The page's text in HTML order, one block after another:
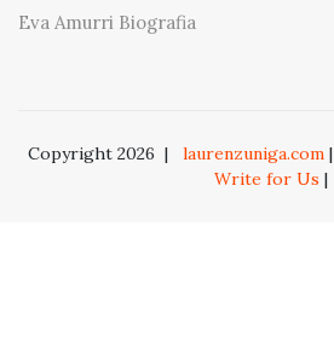
Eva Amurri Biografia
Copyright 2026 | laurenzuniga.com|
Write for Us |